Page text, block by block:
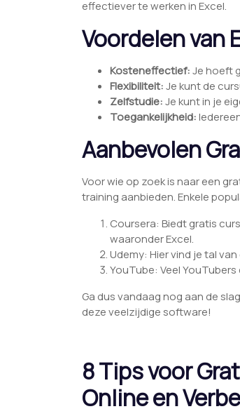
effectiever te werken in Excel.
Voordelen van
Kosteneffectief:Je hoeft
Flexibiliteit:Je kunt de
Zelfstudie:Je kunt in je
Toegankelijkheid:
Aanbevolen
Voor wie op zoek is naar een
training aanbieden. Enkele
Coursera: Biedt gratis
waaronder Excel.
Udemy: Hier vind je tal
YouTube: Veel
Ga dus vandaag nog aan de
deze veelzijdige software!
8 Tips voor
Online en